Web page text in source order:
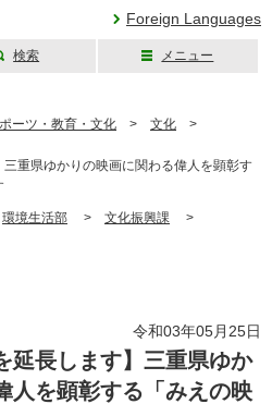
Foreign Languages
検索 メニュー
ーツ・教育・文化 > 文化 >
重県ゆかりの映画に関わる偉人を顕彰す
環境生活部 > 文化振興課 >
令和03年05月25日
延長します】三重県ゆか
人を顕彰する「みえの映